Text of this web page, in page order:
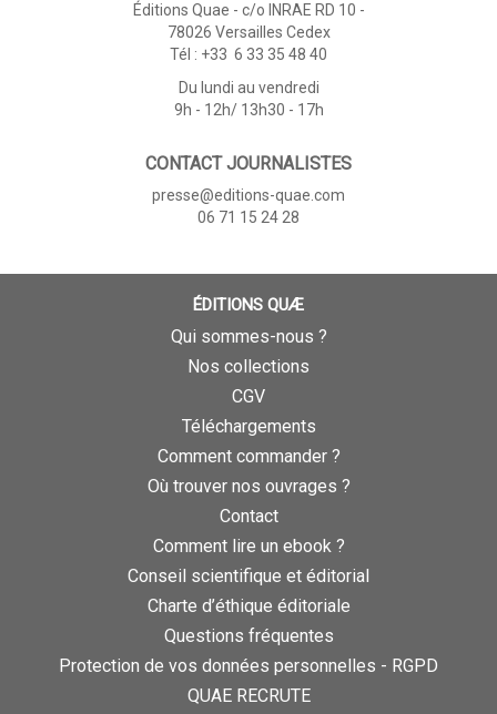
Éditions Quae - c/o INRAE RD 10 -
78026 Versailles Cedex
Tél : +33 6 33 35 48 40
Du lundi au vendredi
9h - 12h/ 13h30 - 17h
CONTACT JOURNALISTES
presse@editions-quae.com
06 71 15 24 28
ÉDITIONS QUÆ
Qui sommes-nous ?
Nos collections
CGV
Téléchargements
Comment commander ?
Où trouver nos ouvrages ?
Contact
Comment lire un ebook ?
Conseil scientifique et éditorial
Charte d’éthique éditoriale
Questions fréquentes
Protection de vos données personnelles - RGPD
QUAE RECRUTE